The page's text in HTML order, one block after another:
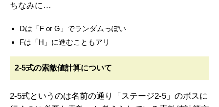
ちなみに…
Dは「F or G」でランダムっぽい
Fは「H」に進むこともアリ
2-5式の索敵値計算について
2-5式というのは名前の通り「ステージ2-5」のボスに